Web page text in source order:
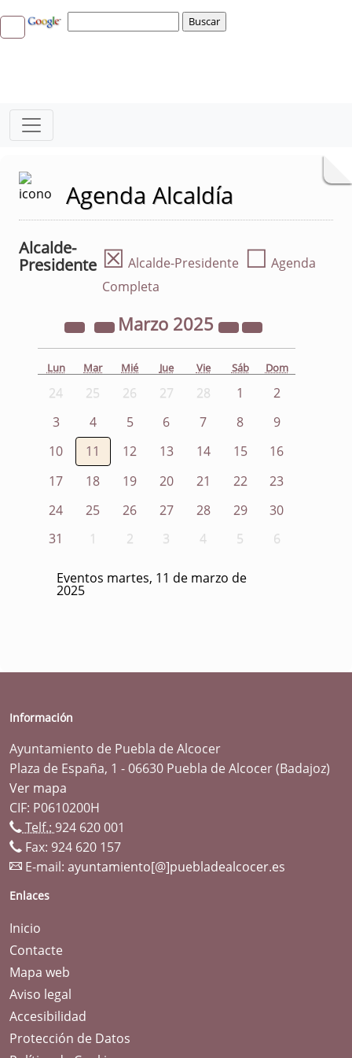
Agenda Alcaldía
Alcalde-
Presidente ☒ Alcalde-Presidente ☐ Agenda
Completa
Marzo 2025
Lun Mar Mié Jue Vie Sáb Dom
24 25 26 27 28 1
2
3
4 5 6 7 8
9
10
11 12 13 14 15
16
17
18 19 20 21 22
23
24
25 26 27 28 29
30
31
1 2 3 4 5 6
Eventos martes, 11 de marzo de
2025
Información
Ayuntamiento de Puebla de Alcocer
Plaza de España, 1 - 06630 Puebla de Alcocer (Badajoz)
Ver mapa
CIF: P0610200H
Telf.: 924 620 001
Fax: 924 620 157
E-mail: ayuntamiento[@]puebladealcocer.es
Enlaces
Inicio
Contacte
Mapa web
Aviso legal
Accesibilidad
Protección de Datos